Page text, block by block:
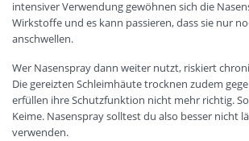
intensiver Verwendung gewöhnen sich die
Wirkstoffe und es kann passieren, dass sie nur
anschwellen.
Wer Nasenspray dann weiter nutzt, riskiert
Die gereizten Schleimhäute trocknen zudem
erfüllen ihre Schutzfunktion nicht mehr richtig.
Keime. Nasenspray solltest du also besser nicht
verwenden.